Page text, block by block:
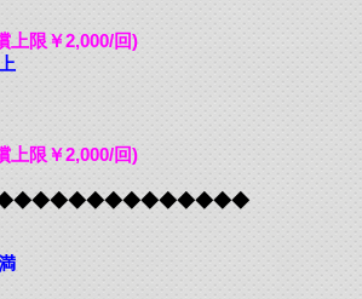
上限￥2,000/回)
上限￥2,000/回)